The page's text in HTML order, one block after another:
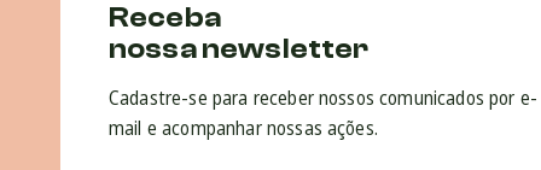
Receba
nossa newsletter
Cadastre-se para receber nossos comunicados por e-
mail e acompanhar nossas ações.